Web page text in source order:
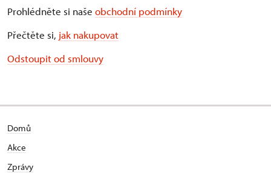
Prohlédněte si naše obchodní podmínky
Přečtěte si, jak nakupovat
Odstoupit od smlouvy
Domů
Akce
Zprávy